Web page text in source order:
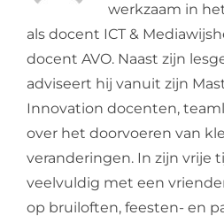
werkzaam in
als docent ICT &
docent AVO. Naast zijn
adviseert hij vanuit zijn
Innovation docenten,
over het doorvoeren van
veranderingen. In zijn vrije
veelvuldig met een
op bruiloften, feesten- en